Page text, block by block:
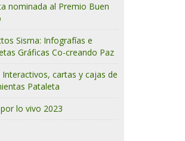
nominada al Premio Buen
Sisma: Infografías e
Gráficas Co-creando Paz
Interactivos, cartas y cajas de
Pataleta
lo vivo 2023